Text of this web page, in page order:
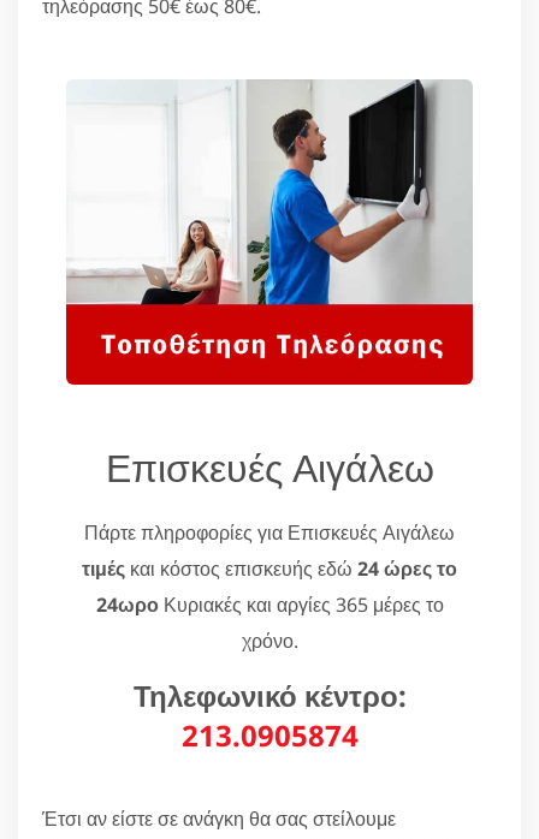
τηλεόρασης 50€ έως 80€.
Επισκευές Αιγάλεω
Πάρτε πληροφορίες για Επισκευές Αιγάλεω
τιμές και κόστος επισκευής εδώ 24 ώρες το
24ωροΚυριακές και αργίες 365 μέρες το
χρόνο.
Τηλεφωνικό κέντρο:
213.0905874
Έτσι αν είστε σε ανάγκη θα σας στείλουμε